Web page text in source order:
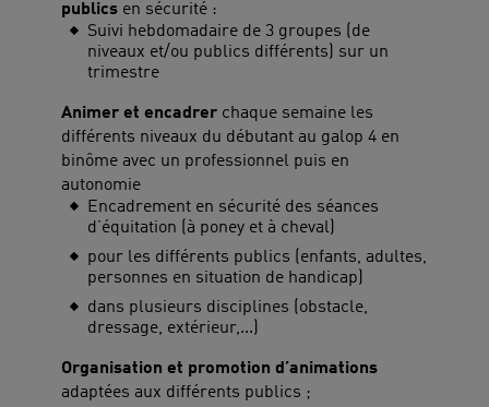
publics en sécurité :
Suivi hebdomadaire de 3 groupes (de
niveaux et/ou publics différents) sur un
trimestre
Animer et encadrer chaque semaine les
différents niveaux du débutant au galop 4 en
binôme avec un professionnel puis en
autonomie
Encadrement en sécurité des séances
d’équitation (à poney et à cheval)
pour les différents publics (enfants, adultes,
personnes en situation de handicap)
dans plusieurs disciplines (obstacle,
dressage, extérieur,...)
Organisation et promotion d’animations
adaptées aux différents publics ;